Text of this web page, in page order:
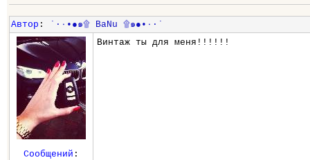
Автор :
˙·٠•●๑۩ BaNu ۩๑●•٠·˙
Винтаж ты для меня!!!!!!
Сообщений :